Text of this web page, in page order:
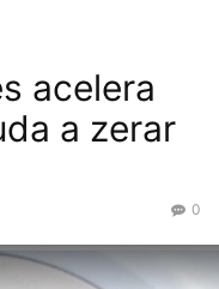
acelera
a zerar
0